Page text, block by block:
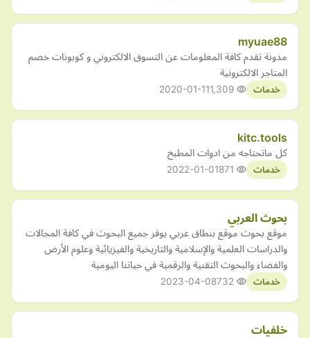
myuae88
مدونة تقدم كافة المعلومات عن التسوق الالكتروني و كوبونات خصم
المتاجر الالكترونية
خدمات 2020-01-11
kitc.tools
كل ماتحتاجه من ادوات المطبخ
خدمات 2022-01-01
بحوث العربي
موقع بحوث موقع بنطاق عربي يوفر جميع البحوث في كافة المجالات
والدراسات العلمية والإسلامية والتاريخية والفيزيائية وعلوم الأرض
والفضاء والبحوث التقنية والرقمية في حياتنا اليومية
خدمات 2023-04-08
خلفيات